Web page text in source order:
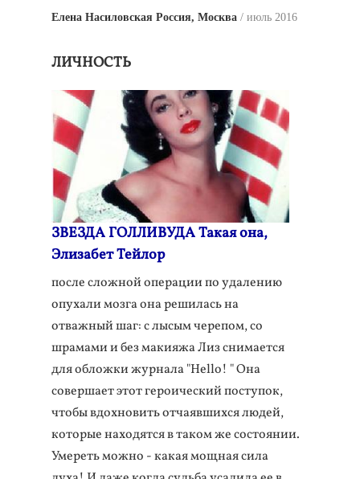
Елена Насиловская Россия, Москва июль 2016
ЛИЧНОСТЬ
ЗВЕЗДА ГОЛЛИВУДА Такая она,
Элизабет Тейлор
после сложной операции по удалению
опухали мозга она решилась на
отважный шаг: с лысым черепом, со
шрамами и без макияжа Лиз снимается
для обложки журнала "Hello! " Она
совершает этот героический поступок,
чтобы вдохновить отчаявшихся людей,
которые находятся в таком же состоянии.
Умереть можно - какая мощная сила